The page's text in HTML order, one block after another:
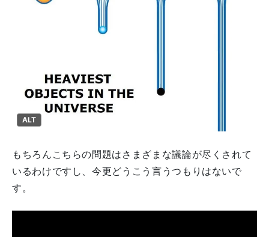
ALT
もちろんこちらの問題はさまざまな議論が尽くされて
いるわけですし、今更どうこう言うつもりはないで
す。